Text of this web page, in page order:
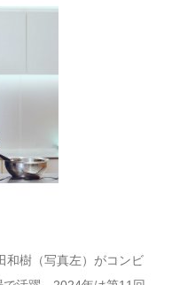
和樹（写真左）がコンビ